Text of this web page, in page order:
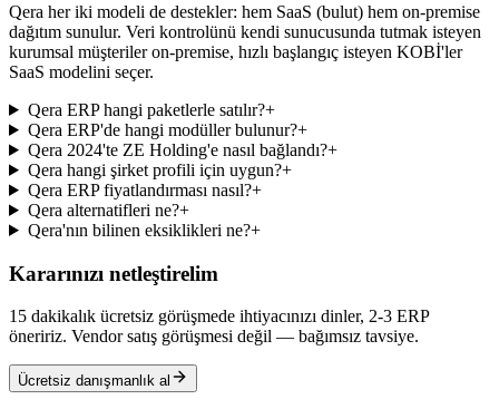
Qera her iki modeli de destekler: hem SaaS (bulut) hem on-premise
dağıtım sunulur. Veri kontrolünü kendi sunucusunda tutmak isteyen
kurumsal müşteriler on-premise, hızlı başlangıç isteyen KOBİ'ler
SaaS modelini seçer.
Qera ERP hangi paketlerle satılır?+
Qera ERP'de hangi modüller bulunur?+
Qera 2024'te ZE Holding'e nasıl bağlandı?+
Qera hangi şirket profili için uygun?+
Qera ERP fiyatlandırması nasıl?+
Qera alternatifleri ne?+
Qera'nın bilinen eksiklikleri ne?+
Kararınızı netleştirelim
15 dakikalık ücretsiz görüşmede ihtiyacınızı dinler, 2-3 ERP
öneririz. Vendor satış görüşmesi değil — bağımsız tavsiye.
Ücretsiz danışmanlık al